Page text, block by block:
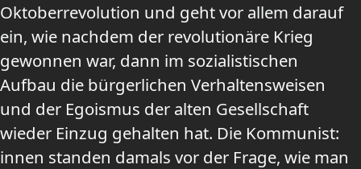
Oktoberrevolution und geht vor allem darauf
ein, wie nachdem der revolutionäre Krieg
gewonnen war, dann im sozialistischen
Aufbau die bürgerlichen Verhaltensweisen
und der Egoismus der alten Gesellschaft
wieder Einzug gehalten hat. Die Kommunist:
innen standen damals vor der Frage, wie man